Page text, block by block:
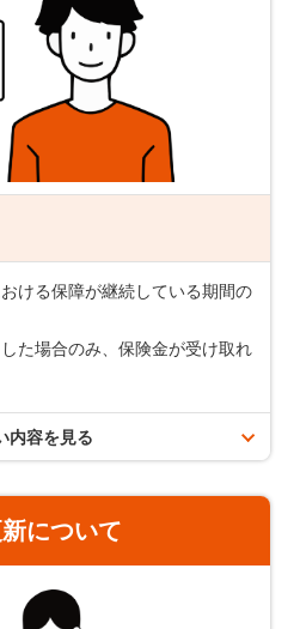
いない場合は、それ以外の方を
。
ーや同性のパートナーを指定
のページをご確認ください。
取人にしたい
ける保障が継続している期間の
た場合のみ、保険金が受け取れ
契約可能年齢
内容を見る
について